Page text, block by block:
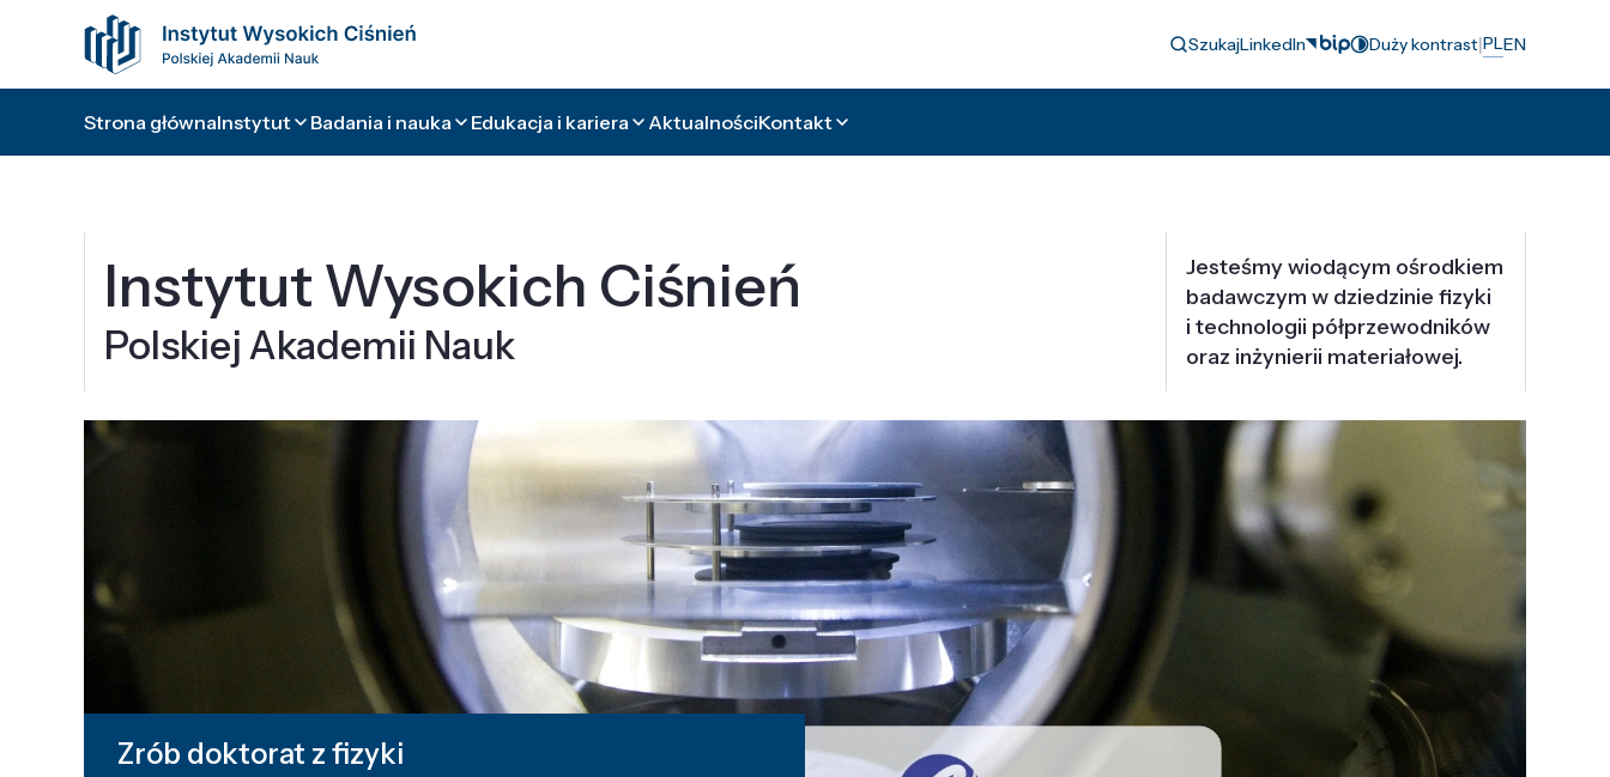
SzukajLinkedIn Duży kontrast|PLEN
Strona głównaInstytut Badania i nauka Edukacja i kariera AktualnościKontakt
Instytut Wysokich Ciśnień
Polskiej Akademii Nauk
Jesteśmy wiodącym ośrodkiem
badawczym w dziedzinie fizyki
i technologii półprzewodników
oraz inżynierii materiałowej.
Zrób doktorat z fizyki